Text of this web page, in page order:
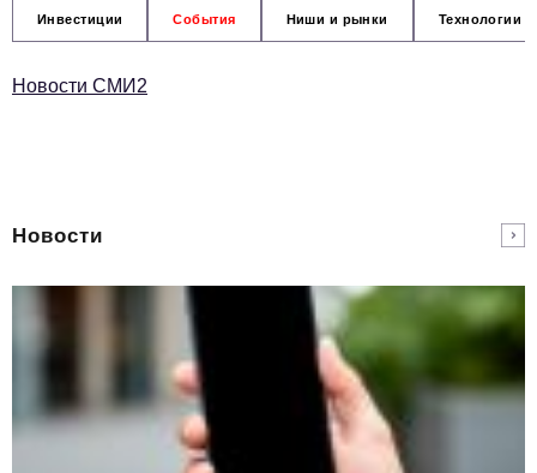
Инвестиции События Ниши и рынки Технологии
Новости СМИ2
Новости